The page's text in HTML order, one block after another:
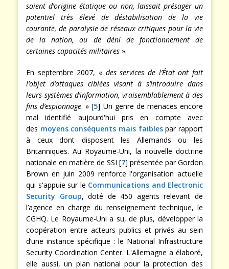
soient d’origine étatique ou non, laissait présager un
potentiel très élevé de déstabilisation de la vie
courante, de paralysie de réseaux critiques pour la vie
de la nation, ou de déni de fonctionnement de
certaines capacités militaires ».
En septembre 2007, « des services de l’État ont fait
l’objet d’attaques ciblées visant à s’introduire dans
leurs systèmes d’information, vraisemblablement à des
fins d’espionnage. » [5] Un genre de menaces encore
mal identifié aujourd'hui pris en compte avec
des moyens conséquents mais faiblespar rapport
à ceux dont disposent les Allemands ou les
Britanniques. Au Royaume-Uni, la nouvelle doctrine
nationale en matière de SSI [7] présentée par Gordon
Brown en juin 2009 renforce l'organisation actuelle
qui s'appuie sur le Communications and Electronic
Security Group, doté de 450 agents relevant de
l’agence en charge du renseignement technique, le
CGHQ. Le Royaume-Uni a su, de plus, développer la
coopération entre acteurs publics et privés au sein
d’une instance spécifique : le National Infrastructure
Security Coordination Center. L'Allemagne a élaboré,
elle aussi, un plan national pour la protection des